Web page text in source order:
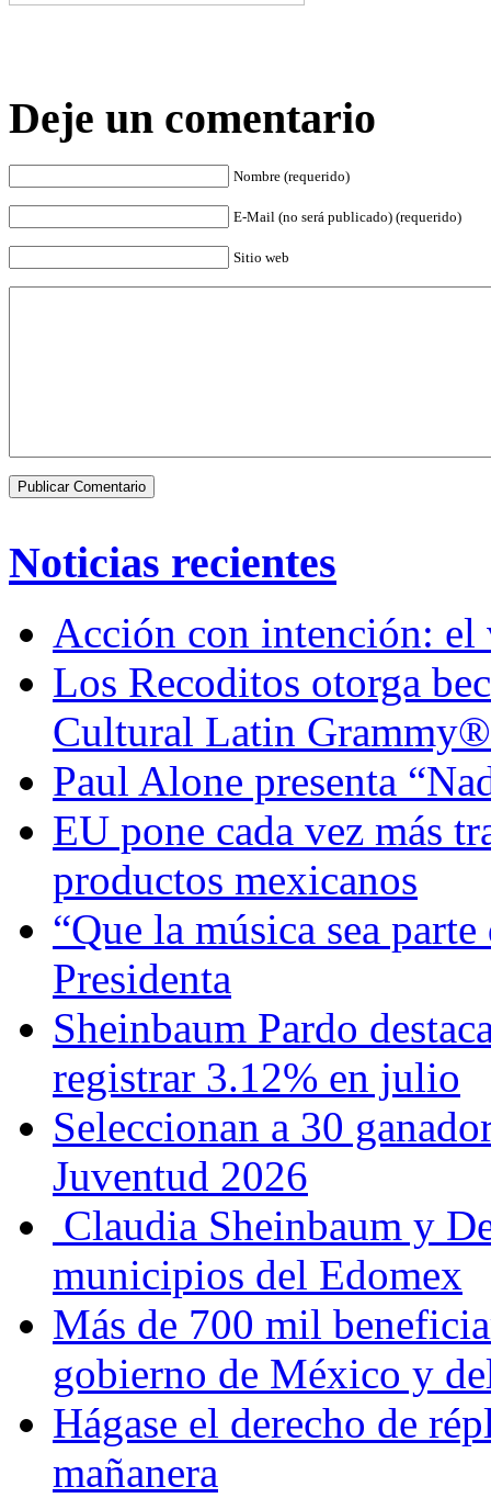
Deje un comentario
Nombre (requerido)
E-Mail (no será publicado) (requerido)
Sitio web
Noticias recientes
Acción con intención: el
Los Recoditos otorga
Cultural Latin Grammy®
Paul Alone presenta
EU pone cada vez más
productos mexicanos
“Que la música sea
Presidenta
Sheinbaum Pardo
registrar 3.12% en julio
Seleccionan a 30
Juventud 2026
Claudia Sheinbaum y
municipios del Edomex
Más de 700 mil
gobierno de México y
Hágase el derecho de
mañanera